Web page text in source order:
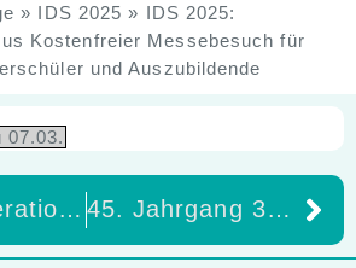
» IDS 2025 » IDS 2025:
Kostenfreier Messebesuch für
und Auszubildende
07.03.
Next-Generation Sonicare Schalltechnologie & vieles mehr am IDS-Stand von Philips 45. Jahrgang 3 | März 2025 dentalspiegel